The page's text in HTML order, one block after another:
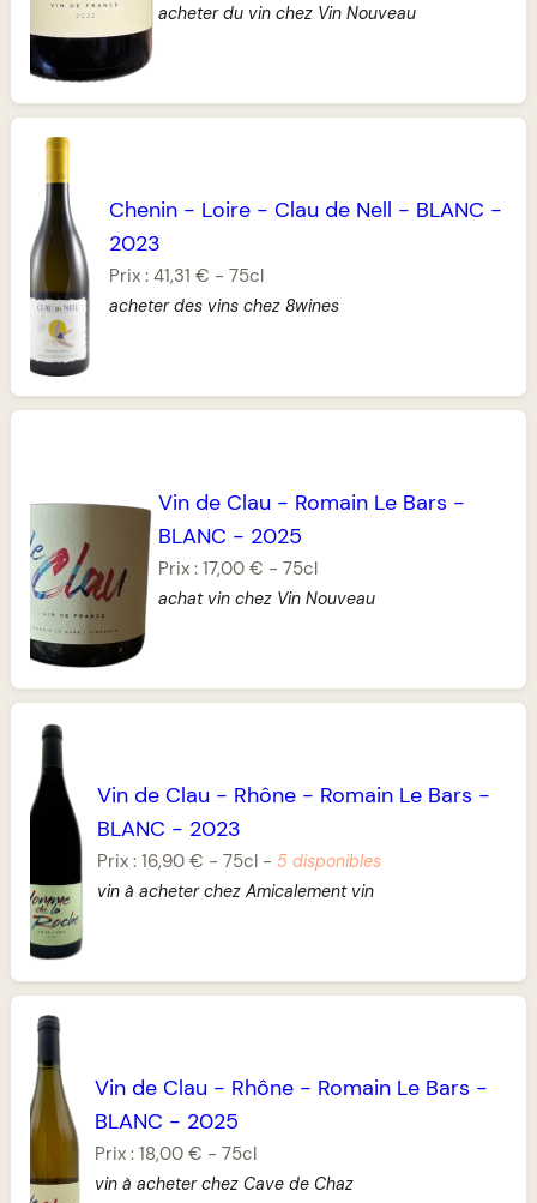
acheter du vin chez Vin Nouveau
Chenin - Loire - Clau de Nell - BLANC -
2023
Prix :41,31 € -75cl
acheter des vins chez 8wines
Vin de Clau - Romain Le Bars -
BLANC - 2025
Prix : 17,00 € - 75cl
achat vin chez Vin Nouveau
Vin de Clau - Rhône - Romain Le Bars -
BLANC - 2023
Prix :16,90 € -75cl - 5 disponibles
vin à acheter chez Amicalement vin
Vin de Clau - Rhône- Romain Le Bars -
BLANC - 2025
Prix : 18,00 € - 75cl
vin à acheter chez Cave de Chaz